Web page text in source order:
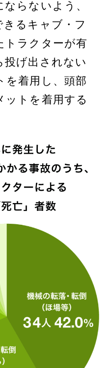
らないよう、
きるキャブ・フ
トラクターが有
投げ出されない
を着用し、頭部
ットを着用する